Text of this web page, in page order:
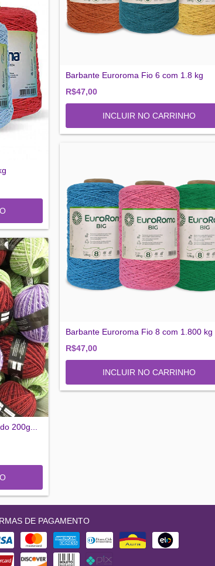
Barbante Euroroma Fio 6 com 1.8 kg
R$47,00
INCLUIR NO CARRINHO
200g...
Barbante Euroroma Fio 8 com 1.800 kg
R$47,00
INCLUIR NO CARRINHO
DE PAGAMENTO